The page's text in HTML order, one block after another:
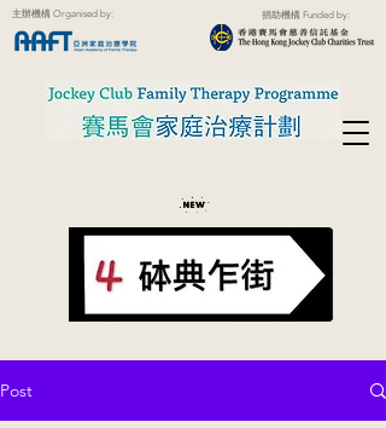
主辦機構 Organised by: 捐助機構 Funded by:
Post